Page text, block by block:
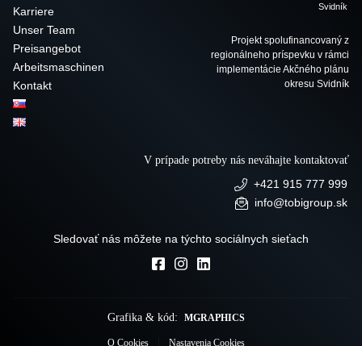
Karriere
Unser Team
Preisangebot
Arbeitsmaschinen
Kontakt
Projekt spolufinancovaný z
regionálneho príspevku v rámci
implementácie Akčného plánu
okresu Svidník
V prípade potreby nás neváhajte kontaktovať
+421 915 777 999
info@tobigroup.sk
Sledovať nás môžete na týchto sociálnych sieťach
Grafika & kód: MGRAPHICS
O Cookies Nastavenia Cookies